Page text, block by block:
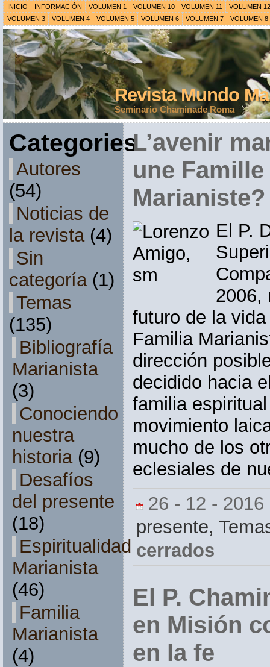
INICIO INFORMACIÓN VOLUMEN 1 VOLUMEN 10 VOLUMEN 11
VOLUMEN 12
VOLUMEN 3
VOLUMEN 4 VOLUMEN 5 VOLUMEN 6 VOLUMEN 7 VOLUMEN 8
Revista Mundo
Seminario Chaminade Roma
Categories
Autores
(54)
Noticias de
la revista(4)
Sin
categoría(1)
Temas
(135)
Bibliografía
Marianista
(3)
Conociendo
nuestra
historia(9)
Desafíos
del presente
(18)
Espiritualidad
Marianista
(46)
Familia
Marianista
(4)
L’avenir
une
Marianiste?
El P.
2006,
futuro de la
Familia
dirección
decidido hacia
familia
movimiento
mucho de los
eclesiales de
26 - 12 -
presente,
cerrados
El P.
en Misión
en la fe